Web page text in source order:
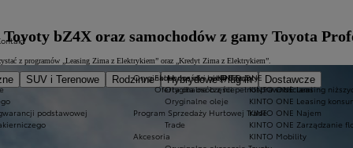
SUV i Terenowe Rodzinne Hybrydowe Plug-in
Dostawcze
Ekobonus dla hybryd Toyoty
Oferta dla osób z niepełnosprawnościami
KINTO ONE
KINTO ONE Leasing
KINTO ONE Leasing
KINTO ONE Najem
KINTO ONE Zarządzanie
KINTO Mobility
podstawowej
Oryginalne części i oleje Toyoty
Oryginalne części
Oryginalne oleje
Program Sprzedaży Hurtowej Trade
Trade
Akcesoria
bZ4X oraz samochodów z gamy Toyota
z programów „Leasing Zima z Elektrykiem” oraz „Kredyt Zima z Elektrykiem”.